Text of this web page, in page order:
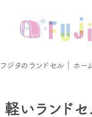
フジタのランドセル｜ホー
軽いランド